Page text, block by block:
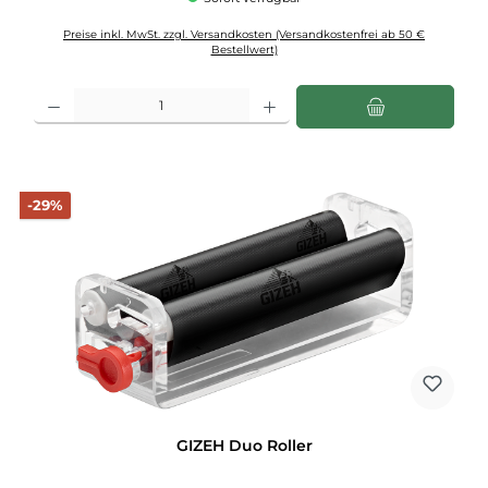
Preise inkl. MwSt. zzgl. Versandkosten (Versandkostenfrei ab 50 €
Bestellwert)
Produkt Anzahl: Gib den gewünschten Wert ein oder benutze die Schaltflächen
-29%Rabatt
GIZEH Duo Roller